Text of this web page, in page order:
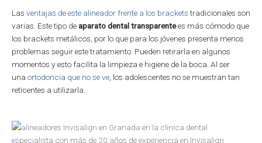
Las ventajas de este alineador frente a los bracketstradicionales son
varias. Este tipo deaparato dental transparentees más cómodo que
los brackets metálicos, por lo que para los jóvenes presenta menos
problemas seguir este tratamiento. Pueden retirarla en algunos
momentos y esto facilita la limpieza e higiene de la boca. Al ser
una ortodoncia que no se ve , los adolescentes no se muestran tan
reticentes a utilizarla.